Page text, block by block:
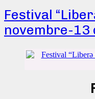
Festival
novembre-13